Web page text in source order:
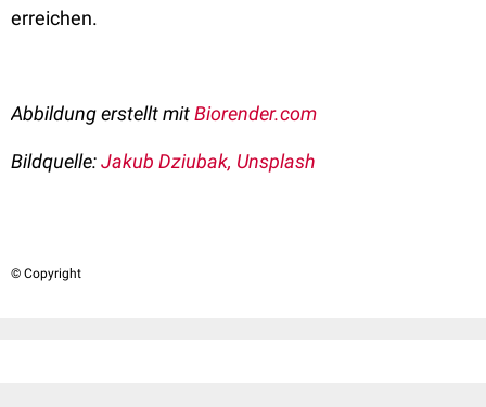
erreichen.
Abbildung erstellt mitBiorender.com
Bildquelle:Jakub Dziubak, Unsplash
© Copyright